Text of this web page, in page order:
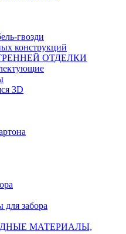
гвозди
конструкций
ОТДЕЛКИ
3D
для забора
МАТЕРИАЛЫ,